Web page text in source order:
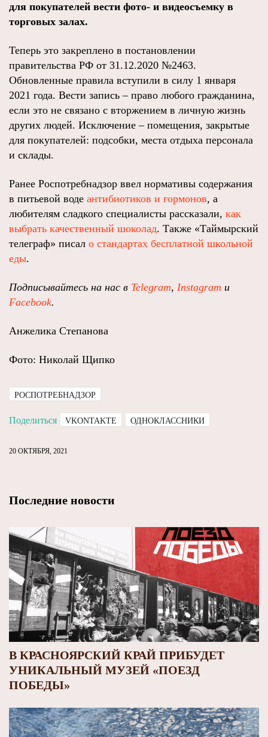
для покупателей вести фото- и видеосъемку в
торговых залах.
Теперь это закреплено в постановлении
правительства РФ от 31.12.2020 №2463.
Обновленные правила вступили в силу 1 января
2021 года. Вести запись – право любого гражданина,
если это не связано с вторжением в личную жизнь
других людей. Исключение – помещения, закрытые
для покупателей: подсобки, места отдыха персонала
и склады.
Ранее Роспотребнадзор ввел нормативы содержания
в питьевой воде антибиотиков и гормонов, а
любителям сладкого специалисты рассказали, как
выбрать качественный шоколад. Также «Таймырский
телеграф» писал о стандартах бесплатной школьной
еды.
Подписывайтесь на нас в Telegram, Instagram и
Facebook.
Анжелика Степанова
Фото: Николай Щипко
РОСПОТРЕБНАДЗОР
Поделиться VKONTAKTE ОДНОКЛАССНИКИ
20 ОКТЯБРЯ, 2021
Последние новости
В КРАСНОЯРСКИЙ КРАЙ ПРИБУДЕТ
УНИКАЛЬНЫЙ МУЗЕЙ «ПОЕЗД
ПОБЕДЫ»